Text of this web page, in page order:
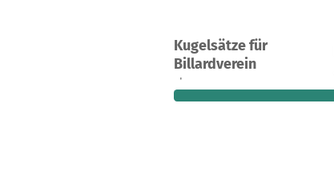
Kugelsätze für
Billardverein
13 85 %